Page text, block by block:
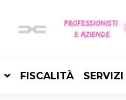
FISCALITÀ SERVIZI